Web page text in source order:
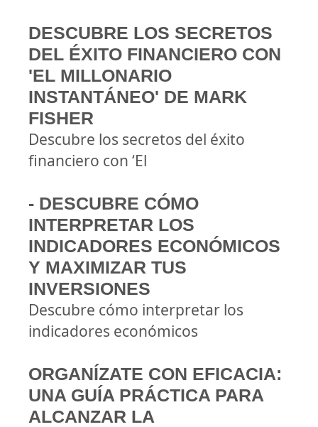
DESCUBRE LOS SECRETOS
DEL ÉXITO FINANCIERO CON
'EL MILLONARIO
INSTANTÁNEO' DE MARK
FISHER
Descubre los secretos del éxito
financiero con ‘El
- DESCUBRE CÓMO
INTERPRETAR LOS
INDICADORES ECONÓMICOS
Y MAXIMIZAR TUS
INVERSIONES
Descubre cómo interpretar los
indicadores económicos
ORGANÍZATE CON EFICACIA:
UNA GUÍA PRÁCTICA PARA
ALCANZAR LA